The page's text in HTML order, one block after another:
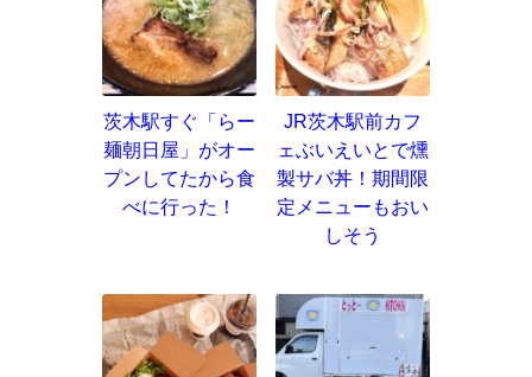
茨木駅すぐ「らー
麺朝日屋」がオー
プンしてたから食
べに行った！
JR茨木駅前カフ
ェぶいえいとで燻
製サバ丼！期間限
定メニューもおい
しそう